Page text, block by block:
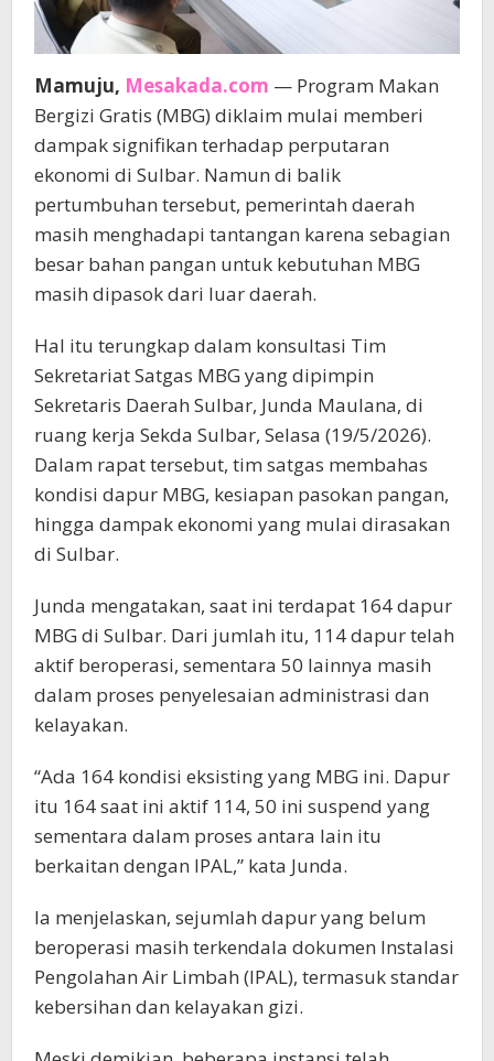
Mamuju, Mesakada.com — Program Makan
Bergizi Gratis (MBG) diklaim mulai memberi
dampak signifikan terhadap perputaran
ekonomi di Sulbar. Namun di balik
pertumbuhan tersebut, pemerintah daerah
masih menghadapi tantangan karena sebagian
besar bahan pangan untuk kebutuhan MBG
masih dipasok dari luar daerah.
Hal itu terungkap dalam konsultasi Tim
Sekretariat Satgas MBG yang dipimpin
Sekretaris Daerah Sulbar, Junda Maulana, di
ruang kerja Sekda Sulbar, Selasa (19/5/2026).
Dalam rapat tersebut, tim satgas membahas
kondisi dapur MBG, kesiapan pasokan pangan,
hingga dampak ekonomi yang mulai dirasakan
di Sulbar.
Junda mengatakan, saat ini terdapat 164 dapur
MBG di Sulbar. Dari jumlah itu, 114 dapur telah
aktif beroperasi, sementara 50 lainnya masih
dalam proses penyelesaian administrasi dan
kelayakan.
“Ada 164 kondisi eksisting yang MBG ini. Dapur
itu 164 saat ini aktif 114, 50 ini suspend yang
sementara dalam proses antara lain itu
berkaitan dengan IPAL,” kata Junda.
Ia menjelaskan, sejumlah dapur yang belum
beroperasi masih terkendala dokumen Instalasi
Pengolahan Air Limbah (IPAL), termasuk standar
kebersihan dan kelayakan gizi.